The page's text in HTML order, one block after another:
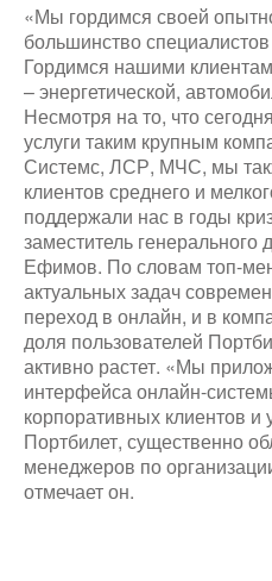
«Мы гордимся своей
большинство
Гордимся нашими
– энергетической,
Несмотря на то, что
услуги таким крупным
Системс, ЛСР, МЧС, мы
клиентов среднего и
поддержали нас в годы
заместитель
Ефимов. По словам топ-
актуальных задач
переход в онлайн, и в
доля пользователей
активно растет. «Мы
интерфейса онлайн-
корпоративных клиентов и
Портбилет, существенно
менеджеров по
отмечает он.